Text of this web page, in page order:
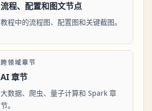
流程、配置和图文节点
教程中的流程图、配置图和关键截图。
跨领域章节
AI 章节
大数据、爬虫、量子计算和 Spark 章
节。